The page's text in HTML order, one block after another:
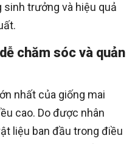
trưởng và hiệu quả
chăm sóc và quản
nhất của giống mai
cao. Do được nhân
liệu ban đầu trong điều